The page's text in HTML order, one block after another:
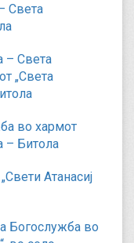
Света
– Света
„Света
во хармот
– Битола
Атанасиј
Богослужба во